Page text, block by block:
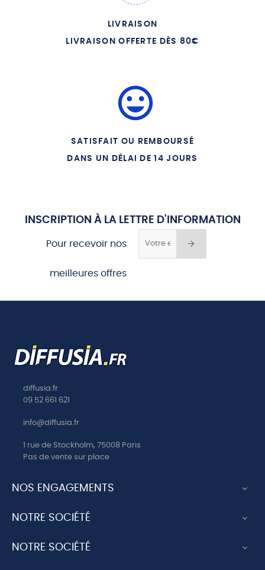
LIVRAISON
LIVRAISON OFFERTE DÈS 80€
SATISFAIT OU REMBOURSÉ
DANS UN DÉLAI DE 14 JOURS
INSCRIPTION À LA LETTRE D'INFORMATION
Pour recevoir nos
meilleures offres
diffusia.fr
09 52 661 621
info@diffusia.fr
1 rue de Stockholm, 75008 Paris
Pas de vente sur place
NOS ENGAGEMENTS 
NOTRE SOCIÉTÉ 
NOTRE SOCIÉTÉ 